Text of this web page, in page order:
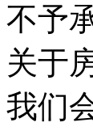
不予
关于
我们